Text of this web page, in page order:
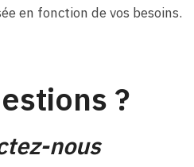
en fonction de vos besoins.
?
nous